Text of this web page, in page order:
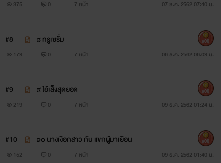
375 0 7 หน้า 07 ธ.ค. 2562 07:40 น.
#8 ๘ ทรูเซรั่ม
179 0 7 หน้า 08 ธ.ค. 2562 08:09 น.
900
#9 ๙ ไอ้เส็งสุดยอด
219 0 7 หน้า 09 ธ.ค. 2562 01:24 น.
900
#10 ๑๐ นางเงือกสาว กับ แขกผู้มาเยือน
152 0 7 หน้า 09 ธ.ค. 2562 01:40 น.
900